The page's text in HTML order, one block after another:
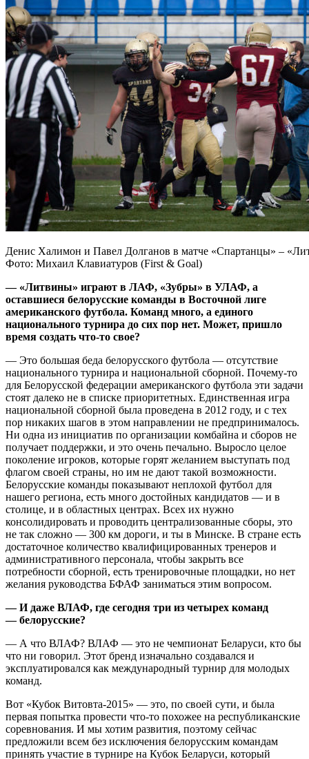
Денис Халимон и Павел Долганов в матче «Спартанцы» –
Фото: Михаил Клавиатуров (First & Goal)
— «Литвины» играют в ЛАФ, «Зубры» в УЛАФ, а
оставшиеся белорусские команды в Восточной лиге
американского футбола. Команд много, а единого
национального турнира до сих пор нет. Может, пришло
время создать что-то свое?
— Это большая беда белорусского футбола — отсутствие
национального турнира и национальной сборной. Почему-то
для Белорусской федерации американского футбола эти задачи
стоят далеко не в списке приоритетных. Единственная игра
национальной сборной была проведена в 2012 году, и с тех
пор никаких шагов в этом направлении не предпринималось.
Ни одна из инициатив по организации комбайна и сборов не
получает поддержки, и это очень печально. Выросло целое
поколение игроков, которые горят желанием выступать под
флагом своей страны, но им не дают такой возможности.
Белорусские команды показывают неплохой футбол для
нашего региона, есть много достойных кандидатов — и в
столице, и в областных центрах. Всех их нужно
консолидировать и проводить централизованные сборы, это
не так сложно — 300 км дороги, и ты в Минске. В стране есть
достаточное количество квалифицированных тренеров и
административного персонала, чтобы закрыть все
потребности сборной, есть тренировочные площадки, но нет
желания руководства БФАФ заниматься этим вопросом.
— И даже ВЛАФ, где сегодня три из четырех команд
— белорусские?
— А что ВЛАФ? ВЛАФ — это не чемпионат Беларуси, кто бы
что ни говорил. Этот бренд изначально создавался и
эксплуатировался как международный турнир для молодых
команд.
Вот «Кубок Витовта-2015» — это, по своей сути, и была
первая попытка провести что-то похожее на республиканские
соревнования. И мы хотим развития, поэтому сейчас
предложили всем без исключения белорусским командам
принять участие в турнире на Кубок Беларуси, который